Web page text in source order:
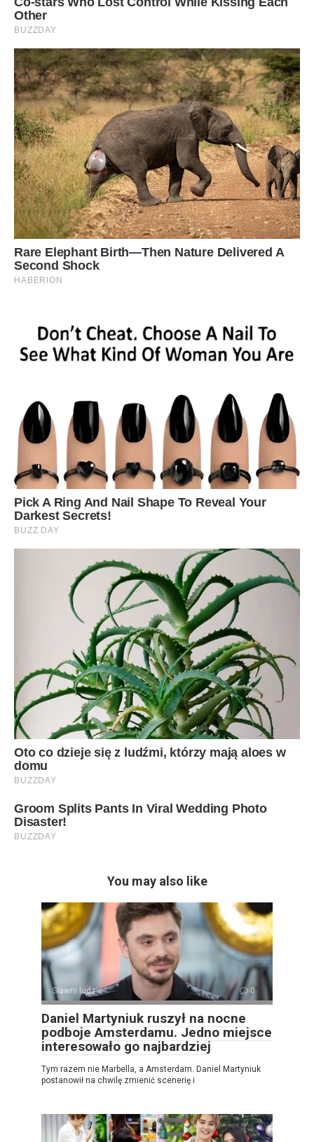
You may also like
Sławni ludzie 0
Daniel Martyniuk ruszył na nocne
podboje Amsterdamu. Jedno miejsce
interesowało go najbardziej
Tym razem nie Marbella, a Amsterdam. Daniel Martyniuk
postanowił na chwilę zmienić scenerię i